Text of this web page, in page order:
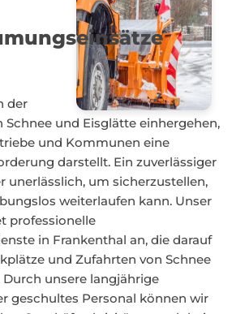
der
und Eisglätte einhergehen,
und Kommunen eine
darstellt. Ein zuverlässiger
unerlässlich, um sicherzustellen,
weiterlaufen kann. Unser
professionelle
in Frankenthal an, die darauf
und Zufahrten von Schnee
Durch unsere langjährige
geschultes Personal können wir